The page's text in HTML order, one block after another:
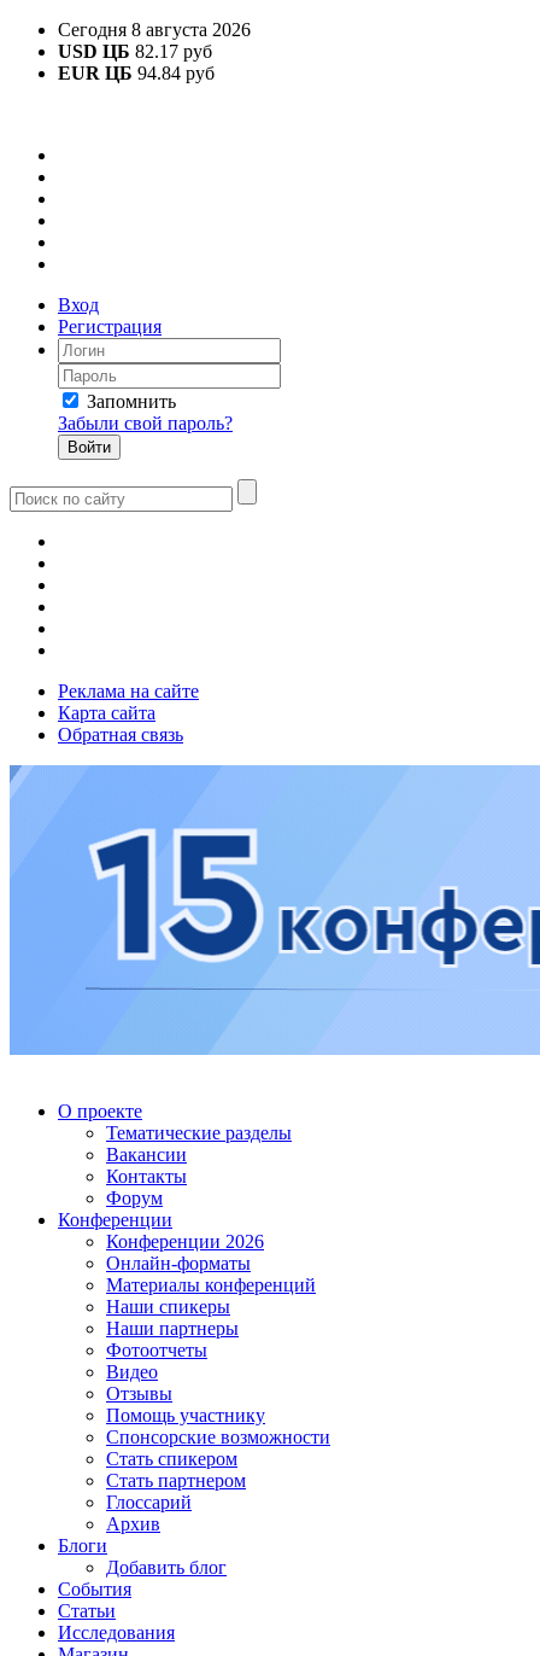
Сегодня 8 августа 2026
USD ЦБ 82.17 руб
EUR ЦБ 94.84 руб
Вход
Регистрация
Запомнить
Забыли свой пароль?
Реклама на сайте
Карта сайта
Обратная связь
О проекте
Тематические разделы
Вакансии
Контакты
Форум
Конференции
Конференции 2026
Онлайн-форматы
Материалы конференций
Наши спикеры
Наши партнеры
Фотоотчеты
Видео
Отзывы
Помощь участнику
Спонсорские возможности
Стать спикером
Стать партнером
Глоссарий
Архив
Блоги
Добавить блог
События
Статьи
Исследования